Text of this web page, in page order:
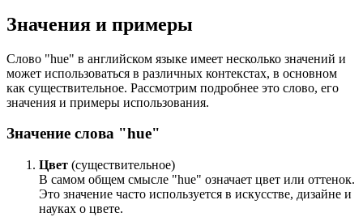
Значения и примеры
Слово "hue" в английском языке имеет несколько значений и
может использоваться в различных контекстах, в основном
как существительное. Рассмотрим подробнее это слово, его
значения и примеры использования.
Значение слова "hue"
Цвет (существительное)
В самом общем смысле "hue" означает цвет или оттенок.
Это значение часто используется в искусстве, дизайне и
науках о цвете.